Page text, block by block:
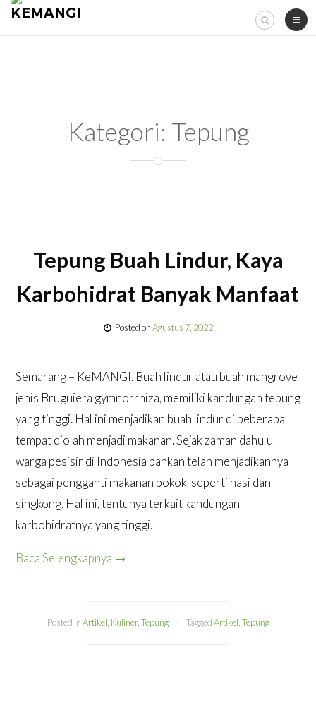
Skip
Kategori: Tepung
Tepung Buah Lindur, Kaya
Karbohidrat Banyak Manfaat
Posted onAgustus 7, 2022
Semarang – KeMANGI. Buah lindur atau buah mangrove
jenis Bruguiera gymnorrhiza, memiliki kandungan tepung
yang tinggi. Hal ini menjadikan buah lindur di beberapa
tempat diolah menjadi makanan. Sejak zaman dahulu,
warga pesisir di Indonesia bahkan telah menjadikannya
sebagai pengganti makanan pokok, seperti nasi dan
singkong. Hal ini, tentunya terkait kandungan
karbohidratnya yang tinggi.
Baca Selengkapnya →
Posted inArtikel, Kuliner,Tepung TaggedArtikel,Tepung